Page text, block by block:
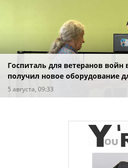
Госпиталь для ветеранов войн
получил новое оборудование
5 августа, 09:33